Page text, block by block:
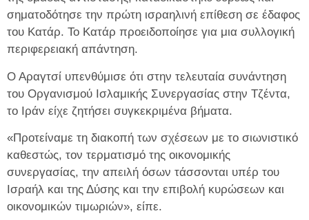
σηματοδότησε την πρώτη ισραηλινή επίθεση σε έδαφος
του Κατάρ. Το Κατάρ προειδοποίησε για μια συλλογική
περιφερειακή απάντηση.
Ο Αραγτσί υπενθύμισε ότι στην τελευταία συνάντηση
του Οργανισμού Ισλαμικής Συνεργασίας στην Τζέντα,
το Ιράν είχε ζητήσει συγκεκριμένα βήματα.
«Προτείναμε τη διακοπή των σχέσεων με το σιωνιστικό
καθεστώς, τον τερματισμό της οικονομικής
συνεργασίας, την απειλή όσων τάσσονται υπέρ του
Ισραήλ και της Δύσης και την επιβολή κυρώσεων και
οικονομικών τιμωριών», είπε.